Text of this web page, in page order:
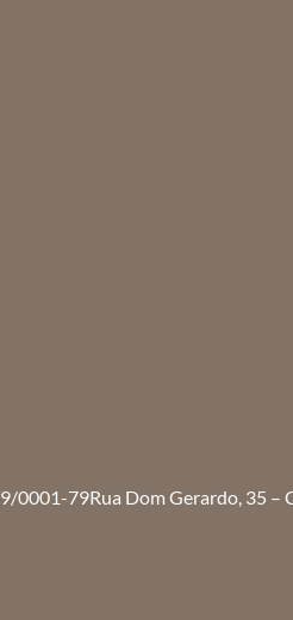
0001-79Rua Dom Gerardo, 35 –